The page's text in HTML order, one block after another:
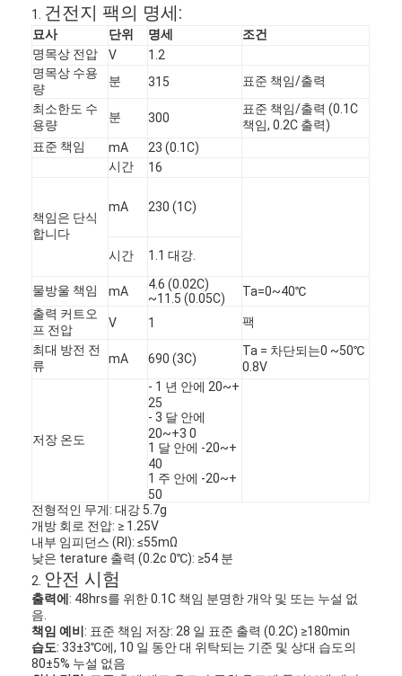
1. 건전지 팩의 명세:
묘사 단위 명세
조건
명목상 전압
V
1.2
명목상 수용
량
분 315
표준 책임/출력
최소한도 수
용량
분 300
표준 책임/출력 (0.1C
책임, 0.2C 출력)
표준 책임
mA
23 (0.1C)
시간
16
책임은 단식
합니다
mA 230 (1C)
시간 1.1 대강.
물방울 책임 mA
4.6 (0.02C)
~11.5 (0.05C)
Ta=0~40℃
출력 커트오
프 전압
V 1
팩
최대 방전 전
류
mA 690 (3C)
Ta = 차단되는0 ~50℃
0.8V
저장 온도
- 1 년 안에 20~+
25
- 3 달 안에
20~+3 0
1 달 안에 -20~+
40
1 주 안에 -20~+
50
전형적인 무게: 대강 5.7g
개방 회로 전압: ≥ 1.25V
내부 임피던스 (RI): ≤55mΩ
낮은 terature 출력 (0.2c 0℃): ≥54 분
2. 안전 시험
출력에 : 48hrs를 위한 0.1C 책임 분명한 개악 및 또는 누설 없
음.
책임 예비 : 표준 책임 저장: 28 일 표준 출력 (0.2C) ≥180min
습도: 33±3℃에, 10 일 동안 대 위탁되는 기준 및 상대 습도의
80±5% 누설 없음